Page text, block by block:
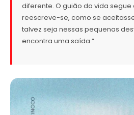
diferente. O guião da vida segue
reescreve-se, como se
talvez seja nessas pequenas
encontra uma saída.”